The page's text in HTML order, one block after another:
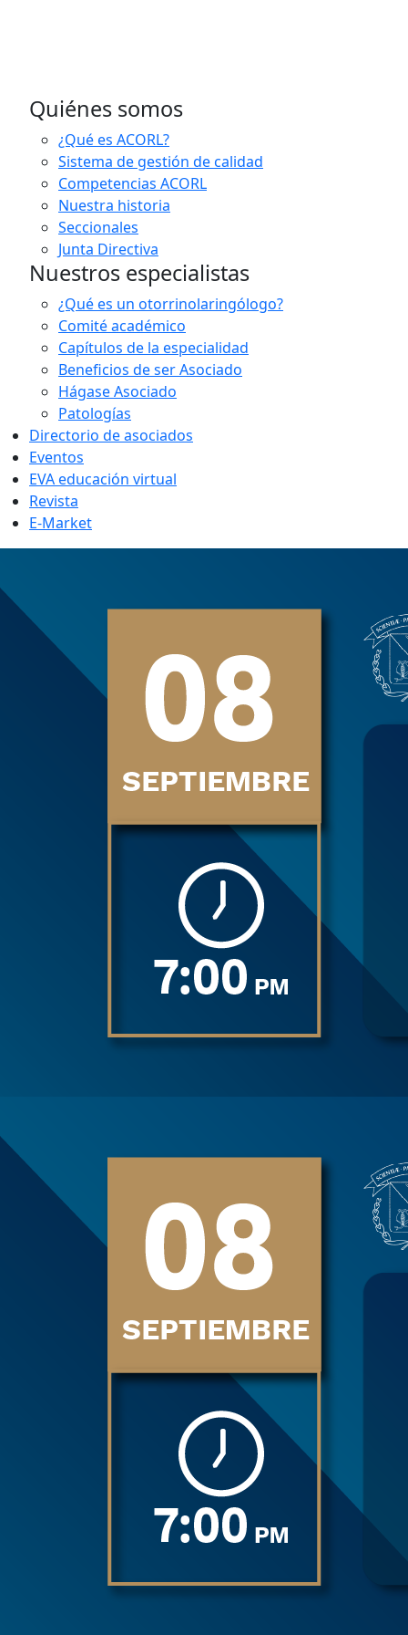
Quiénes somos
¿Qué es ACORL?
Sistema de gestión de calidad
Competencias ACORL
Nuestra historia
Seccionales
Junta Directiva
Nuestros especialistas
¿Qué es un otorrinolaringólogo?
Comité académico
Capítulos de la especialidad
Beneficios de ser Asociado
Hágase Asociado
Patologías
Directorio de asociados
Eventos
EVA educación virtual
Revista
E-Market